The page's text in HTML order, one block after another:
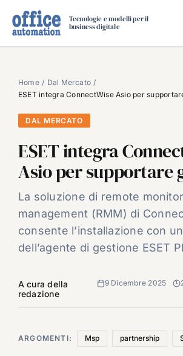
Tecnologie e modelli per il
business digitale
SPECIAL PAPER
TAVOLE ROTONDE DI REDAZIONE
DAL MERCATO
CARRIERE
VIDEO
EVENTI
CHI SIAMO
Home
Dal Mercato
ESET integra ConnectWise Asio per
DAL MERCATO
ESET integra
Asio per supportare
La soluzione di remote
management (RMM) di
consente l’installazione con
dell’agente di gestione ESET
A cura della
redazione
9 Dicembre 2025
ARGOMENTI: Msp partnership